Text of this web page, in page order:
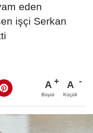
eden
işçi Serkan
A
Büyüt
A
Küçült